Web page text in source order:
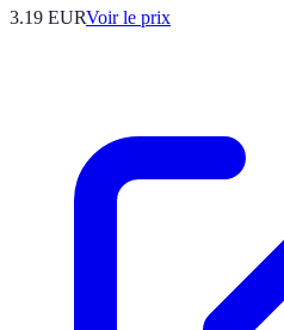
3.19 EURVoir le prix